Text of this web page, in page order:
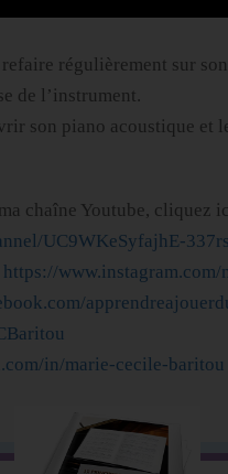
régulièrement sur
de l’instrument.
son piano acoustique et
chaîne Youtube, cliquez
UC9WKeSyfajhE-
https://www.instagram.com/
in/marie-cecile-baritou